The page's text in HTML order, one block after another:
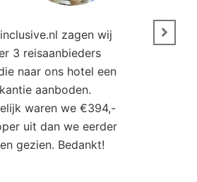
zagen wij
3 reisaanbieders
naar ons hotel een
aanboden.
waren we €394,-
uit dan we eerder
gezien. Bedankt!